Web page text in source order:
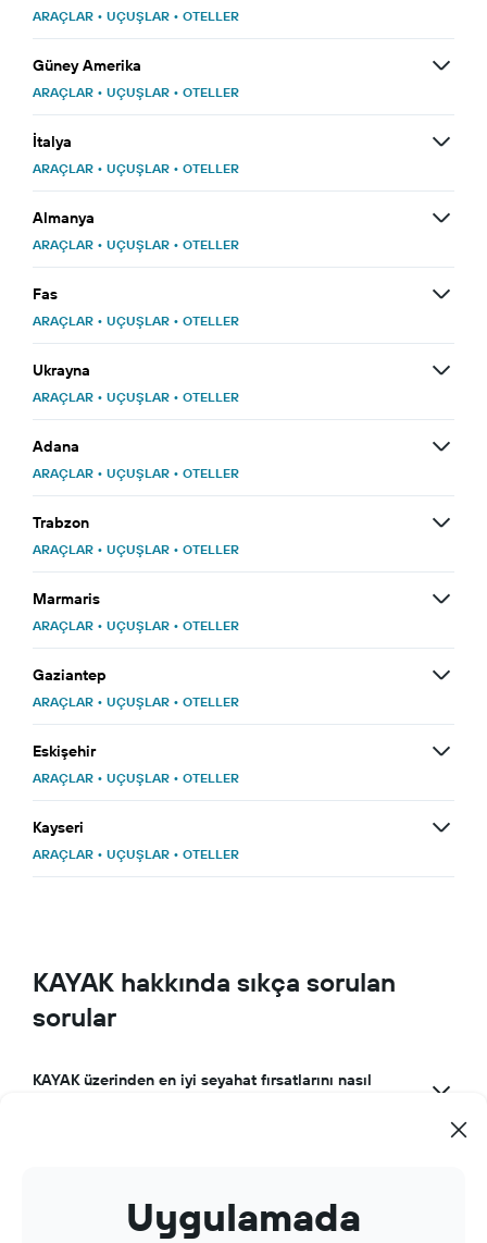
ARAÇLAR • UÇUŞLAR • OTELLER
Güney Amerika
ARAÇLAR • UÇUŞLAR • OTELLER
İtalya
ARAÇLAR • UÇUŞLAR • OTELLER
Almanya
ARAÇLAR • UÇUŞLAR • OTELLER
Fas
ARAÇLAR • UÇUŞLAR • OTELLER
Ukrayna
ARAÇLAR • UÇUŞLAR • OTELLER
Adana
ARAÇLAR • UÇUŞLAR • OTELLER
Trabzon
ARAÇLAR • UÇUŞLAR • OTELLER
Marmaris
ARAÇLAR • UÇUŞLAR • OTELLER
Gaziantep
ARAÇLAR • UÇUŞLAR • OTELLER
Eskişehir
ARAÇLAR • UÇUŞLAR • OTELLER
Kayseri
ARAÇLAR • UÇUŞLAR • OTELLER
KAYAK hakkında sıkça sorulan
sorular
KAYAK üzerinden en iyi seyahat fırsatlarını nasıl
KAYAK'ı seyahat rezervasyonlarımı yönetmek için
kullanabilir miyim?Uygulamada